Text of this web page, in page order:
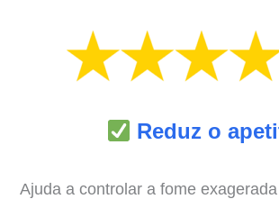
Reduz o
Ajuda a controlar a fome